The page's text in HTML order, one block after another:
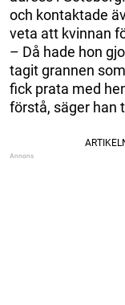
och kontaktade
veta att kvinnan
– Då hade hon
tagit grannen
fick prata med
förstå, säger han